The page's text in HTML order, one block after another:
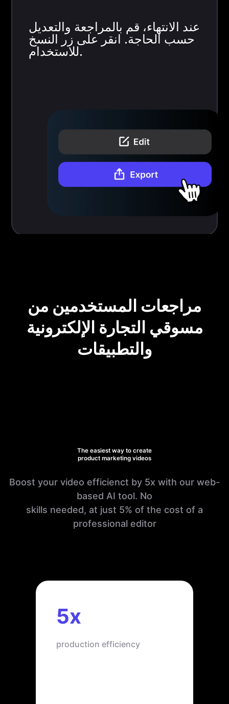
عند الانتهاء، قم بالمراجعة والتعديل
حسب الحاجة. انقر على زر النسخ
للاستخدام.
مراجعات المستخدمين من
مسوقي التجارة الإلكترونية
والتطبيقات
The easiest way to create
product marketing videos
Boost your video efficienct by 5x with our web-
based AI tool. No
skills needed, at just 5% of the cost of a
professional editor
5x
production efficiency